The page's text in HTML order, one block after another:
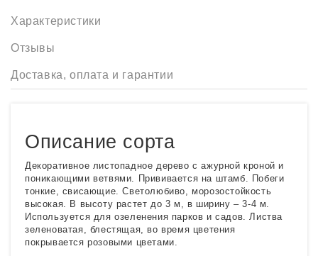
Характеристики
Отзывы
Доставка, оплата и гарантии
Описание сорта
Декоративное листопадное дерево с ажурной кроной и
поникающими ветвями. Прививается на штамб. Побеги
тонкие, свисающие. Светолюбиво, морозостойкость
высокая. В высоту растет до 3 м, в ширину – 3-4 м.
Используется для озеленения парков и садов. Листва
зеленоватая, блестящая, во время цветения
покрывается розовыми цветами.